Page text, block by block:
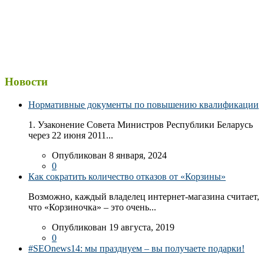
Новости
Нормативные документы по повышению квалификации
1. Узаконение Совета Министров Республики Беларусь
через 22 июня 2011...
Опубликован 8 января, 2024
0
Как сократить количество отказов от «Корзины»
Возможно, каждый владелец интернет-магазина считает,
что «Корзиночка» – это очень...
Опубликован 19 августа, 2019
0
#SEOnews14: мы празднуем – вы получаете подарки!